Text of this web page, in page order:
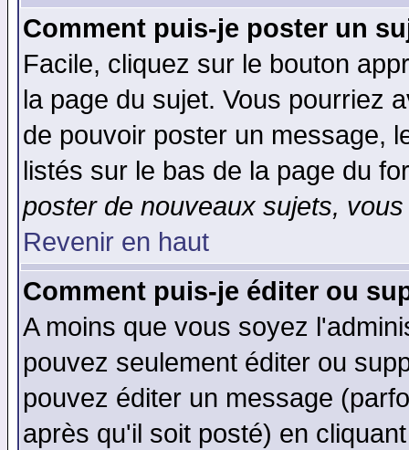
Comment puis-je poster un
Facile, cliquez sur le bouton
la page du sujet. Vous pourriez
de pouvoir poster un message,
listés sur le bas de la page du
poster de nouveaux sujets,
Revenir en haut
Comment puis-je éditer ou
A moins que vous soyez
pouvez seulement éditer ou
pouvez éditer un message
après qu'il soit posté) en